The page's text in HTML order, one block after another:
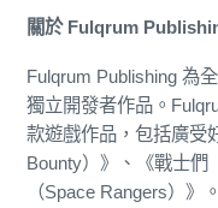
關於 Fulqrum
Fulqrum Publishing 為
獨立開發者作品。
款遊戲作品，包括廣受
Bounty）》、《戰士們
（Space Rangers）》